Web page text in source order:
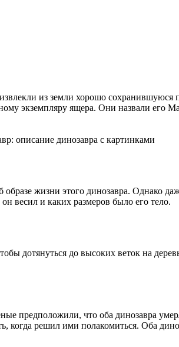
из земли хорошо сохранившуюся
экземпляру ящера. Они назвали его
образе жизни этого динозавра. Однако
весил и каких размеров было его тело.
дотянуться до высоких веток на
предположили, что оба динозавра
решил ими полакомиться. Оба